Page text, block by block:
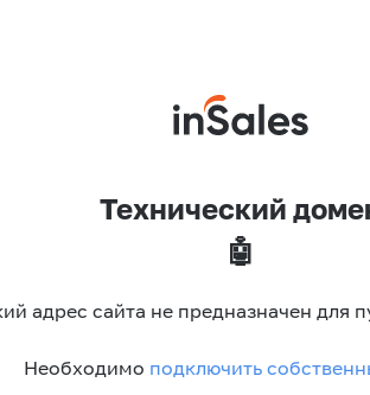
Технический
🤖
адрес сайта не предназначен для
Необходимо подключить